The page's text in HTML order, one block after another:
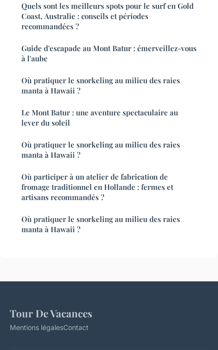
Quels sont les meilleurs spots pour le surf en Gold
Coast, Australie : conseils et périodes
recommandées ?
Guide d'escapade au Mont Batur : émerveillez-vous
à l'aube
Où pratiquer le snorkeling au milieu des raies
manta à Hawaii ?
Le Mont Batur : une aventure spectaculaire au
lever du soleil
Où pratiquer le snorkeling au milieu des raies
manta à Hawaii ?
Où participer à un atelier de fabrication de
fromage traditionnel en Hollande : fermes et
artisans recommandés ?
Où pratiquer le snorkeling au milieu des raies
manta à Hawaii ?
Tour De Vacances
Mentions légalesContact